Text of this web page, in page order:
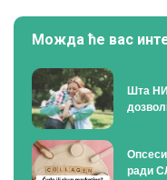
Можда ће вас
Шта
ради